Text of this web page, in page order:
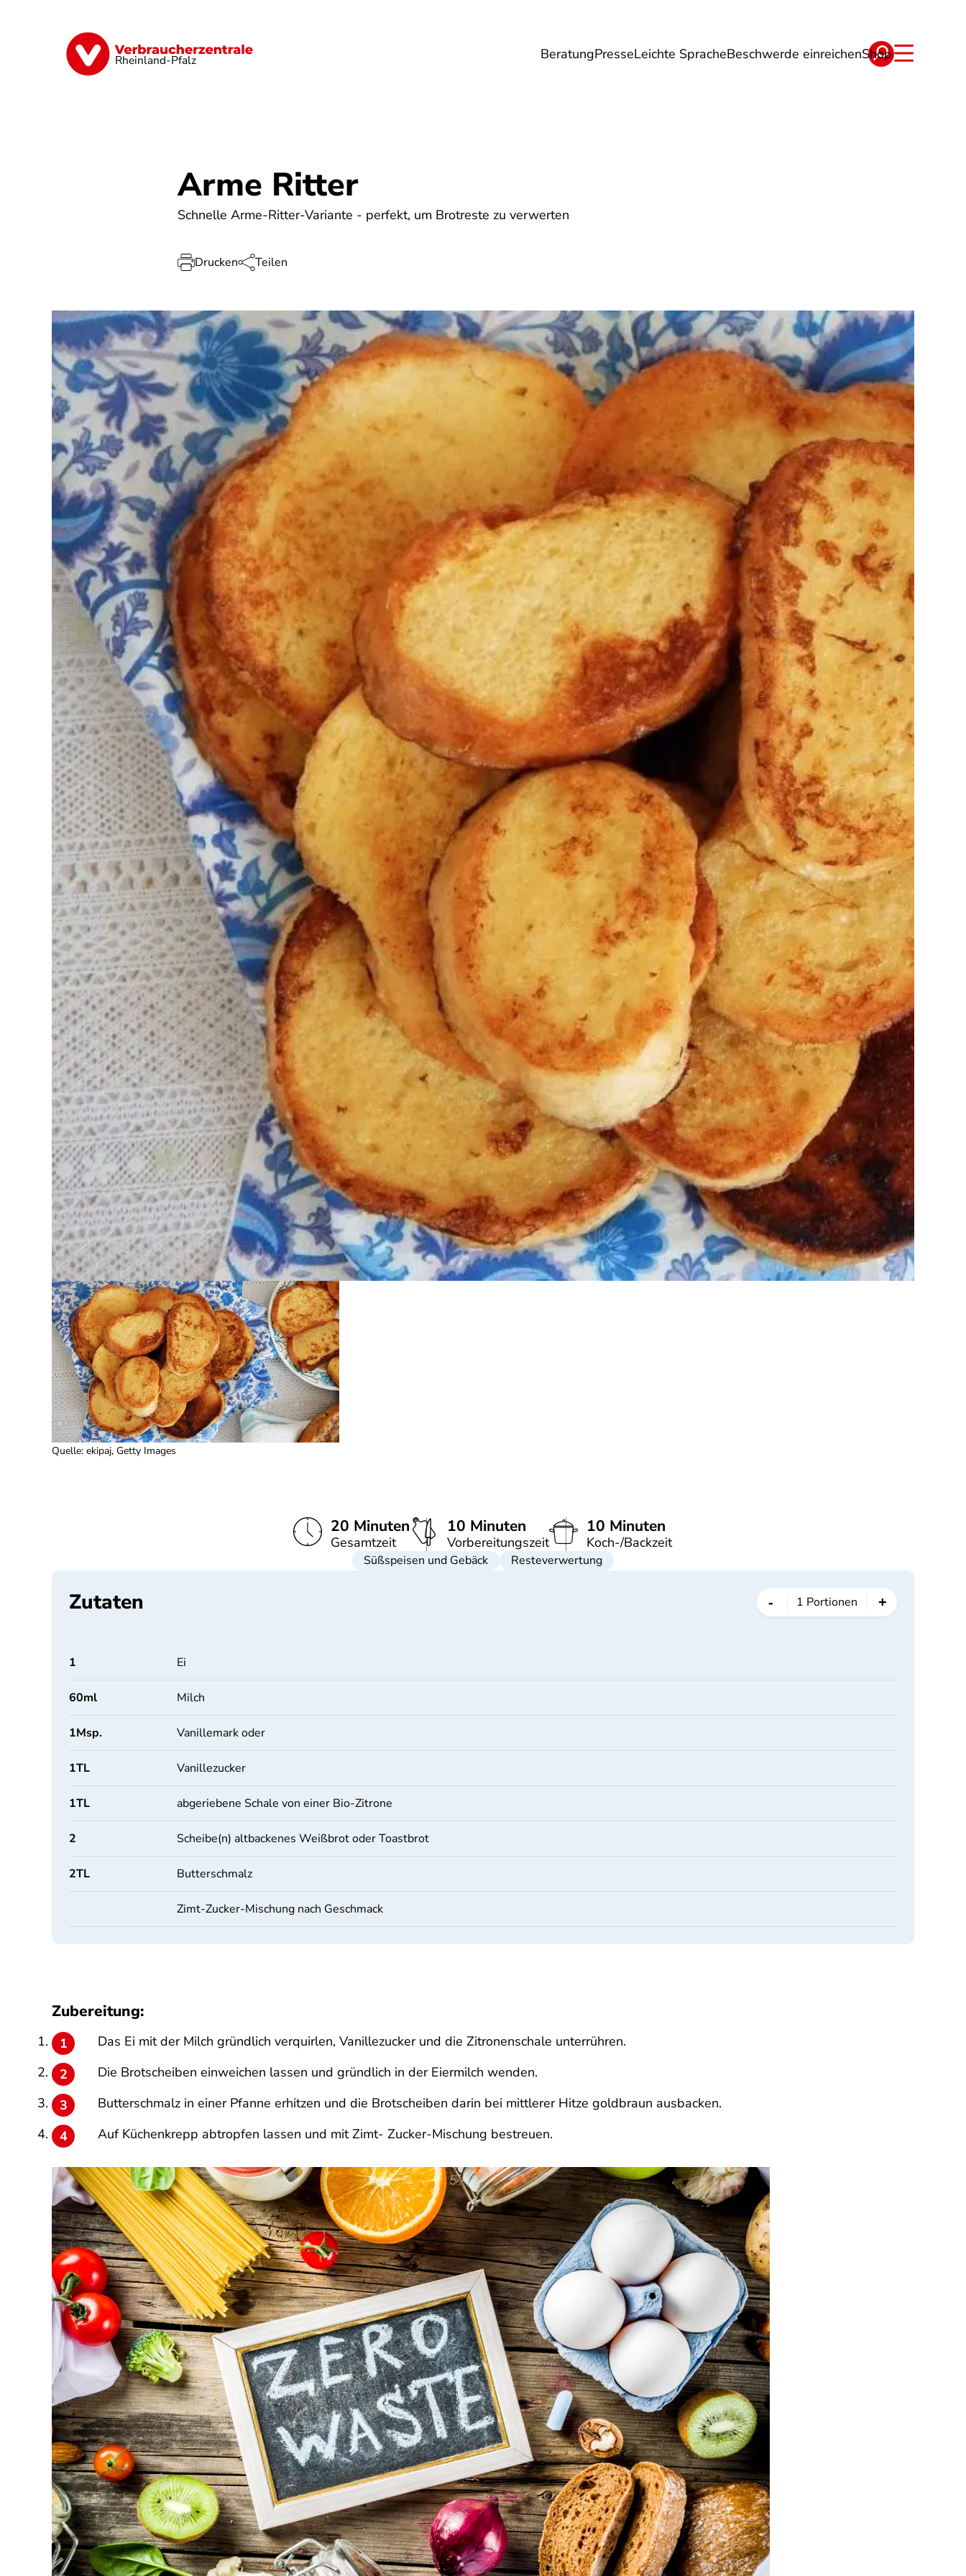
Rheinland-Pfalz BeratungPresseLeichte SpracheBeschwerde einreichenShop
Digitales Finanzen & Versicherung Gesundheit & Pflege Energie Reise Verträge
Arme Ritter
Schnelle Arme-Ritter-Variante - perfekt, um Brotreste zu verwerten
Drucken Teilen
Quelle: ekipaj, Getty Images
20 Minuten
Gesamtzeit
10 Minuten
Vorbereitungszeit
10 Minuten
Koch-/Backzeit
Süßspeisen und Gebäck Resteverwertung
Zutaten - 1 Portionen +
1 Ei
60ml Milch
1Msp. Vanillemark oder
1TL Vanillezucker
1TL abgeriebene Schale von einer Bio-Zitrone
2 Scheibe(n) altbackenes Weißbrot oder Toastbrot
2TL Butterschmalz
Zimt-Zucker-Mischung nach Geschmack
Zubereitung:
Das Ei mit der Milch gründlich verquirlen, Vanillezucker und die Zitronenschale unterrühren.
Die Brotscheiben einweichen lassen und gründlich in der Eiermilch wenden.
Butterschmalz in einer Pfanne erhitzen und die Brotscheiben darin bei mittlerer Hitze goldbraun ausbacken.
Auf Küchenkrepp abtropfen lassen und mit Zimt- Zucker-Mischung bestreuen.